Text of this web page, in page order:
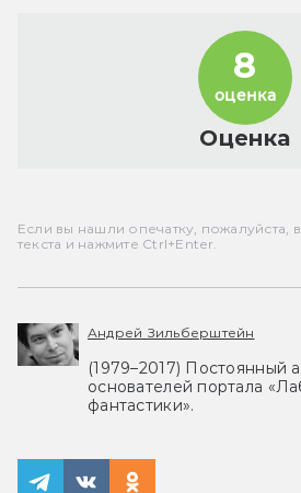
Оценка
8
оценка
Если вы нашли опечатку, пожалуйста,
текста и нажмите Ctrl+Enter.
Андрей Зильберштейн
(1979–2017) Постоянный
основателей портала
фантастики».